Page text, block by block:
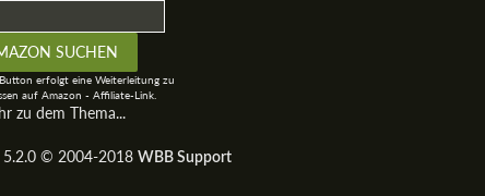
erfolgt eine Weiterleitung zu
auf Amazon - Affiliate-Link.
zu dem Thema...
5.2.0 © 2004-2018 WBB Support